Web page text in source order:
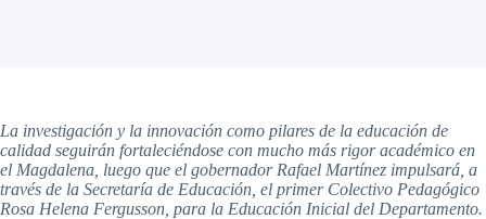
La investigación y la innovación como pilares de la educación de
calidad seguirán fortaleciéndose con mucho más rigor académico en
el Magdalena, luego que el gobernador Rafael Martínez impulsará, a
través de la Secretaría de Educación, el primer Colectivo Pedagógico
Rosa Helena Fergusson, para la Educación Inicial del Departamento.